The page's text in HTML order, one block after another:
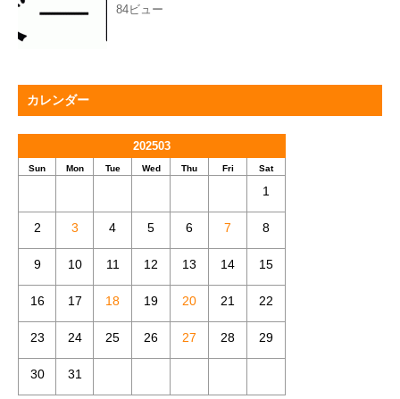
84ビュー
カレンダー
202503
Sun Mon Tue Wed Thu Fri Sat
1
2 3 4 5 6 7 8
9 10 11 12 13 14 15
16 17 18 19 20 21 22
23 24 25 26 27 28 29
30 31